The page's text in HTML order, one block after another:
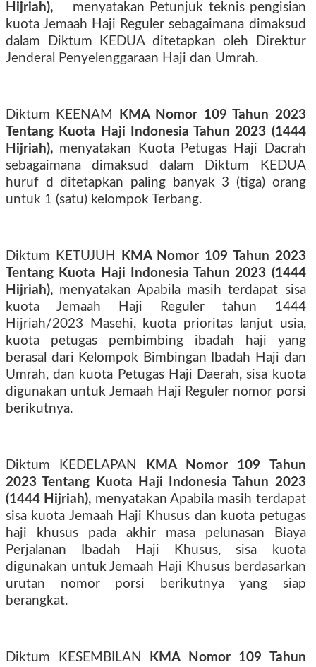
Hijriah),
menyatakan Petunjuk teknis pengisian
kuota Jemaah Haji Reguler sebagaimana dimaksud
dalam Diktum KEDUA ditetapkan oleh Direktur
Jenderal Penyelenggaraan Haji dan Umrah.
Diktum KEENAM
KMA Nomor 109 Tahun 2023
Tentang Kuota Haji Indonesia Tahun 2023 (1444
Hijriah), menyatakan Kuota Petugas Haji Dacrah
sebagaimana dimaksud dalam Diktum KEDUA
huruf d ditetapkan paling banyak 3 (tiga) orang
untuk 1 (satu) kelompok Terbang.
Diktum KETUJUH
KMA Nomor 109 Tahun 2023
Tentang Kuota Haji Indonesia Tahun 2023 (1444
Hijriah), menyatakan Apabila masih terdapat sisa
kuota Jemaah Haji Reguler tahun 1444
Hijriah/2023 Masehi, kuota prioritas lanjut usia,
kuota petugas pembimbing ibadah haji yang
berasal dari Kelompok Bimbingan Ibadah Haji dan
Umrah, dan kuota Petugas Haji Daerah, sisa kuota
digunakan untuk Jemaah Haji Reguler nomor porsi
berikutnya.
Diktum KEDELAPAN
KMA Nomor 109 Tahun
2023 Tentang Kuota Haji Indonesia Tahun 2023
(1444 Hijriah), menyatakan Apabila masih terdapat
sisa kuota Jemaah Haji Khusus dan kuota petugas
haji khusus pada akhir masa pelunasan Biaya
Perjalanan Ibadah Haji Khusus, sisa kuota
digunakan untuk Jemaah Haji Khusus berdasarkan
urutan nomor porsi berikutnya yang siap
berangkat.
Diktum KESEMBILAN
KMA Nomor 109 Tahun